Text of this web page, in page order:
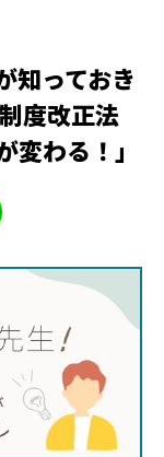
知っておき
度改正法
わる！」